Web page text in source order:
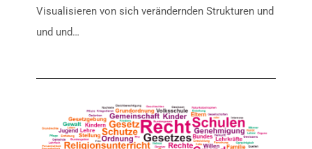
Visualisieren von sich verändernden Strukturen und
und und…